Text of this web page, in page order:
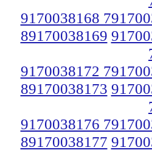
9170038168
89170038169
9170038172
89170038173
9170038176
89170038177